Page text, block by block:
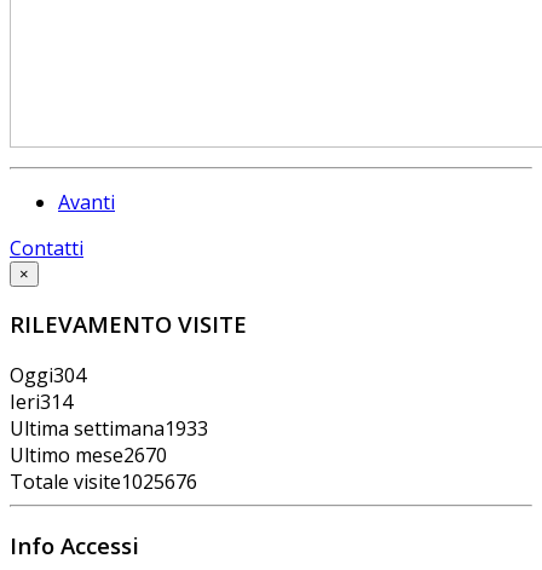
Avanti
Contatti
×
RILEVAMENTO VISITE
Oggi304
Ieri314
Ultima settimana1933
Ultimo mese2670
Totale visite1025676
Info Accessi